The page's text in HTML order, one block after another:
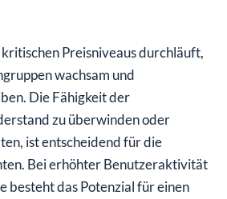
Preisniveaus durchläuft,
wachsam und
Die Fähigkeit der
zu überwinden oder
ist entscheidend für die
Bei erhöhter Benutzeraktivität
besteht das Potenzial für einen